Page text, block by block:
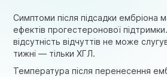
Симптоми після підсадки ембріона
ефектів прогестеронової
відсутність відчуттів не може
тижні — тільки ХГЛ.
Температура після перенесення